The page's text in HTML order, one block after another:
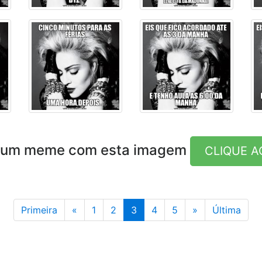
meme com esta imagem CLIQUE
Primeira « Anterior
1 2 3 4 5 » ÚltimaÚltima